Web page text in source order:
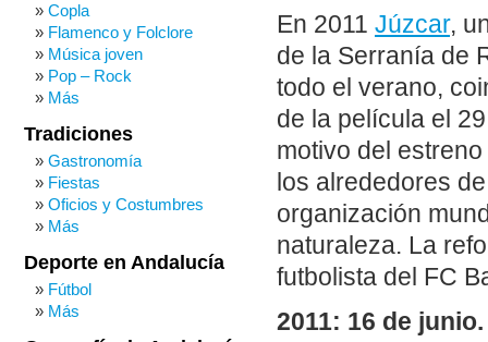
En 2011 Júzcar,
de la Serranía de
todo el verano,
de la película el
motivo del estreno
los alrededores
organización
naturaleza. La
futbolista del FC
2011: 16 de
Copla
Flamenco y Folclore
Música joven
Pop – Rock
Más
Tradiciones
Gastronomía
Fiestas
Oficios y Costumbres
Más
Deporte en Andalucía
Fútbol
Más